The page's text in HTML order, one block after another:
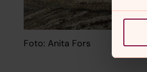
Foto: Anita Fors